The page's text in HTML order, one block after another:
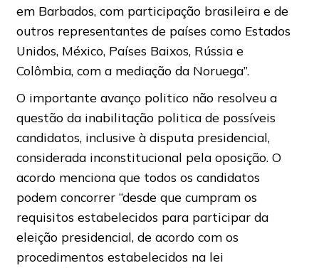
em Barbados, com participação brasileira e de
outros representantes de países como Estados
Unidos, México, Países Baixos, Rússia e
Colômbia, com a mediação da Noruega”.
O importante avanço politico não resolveu a
questão da inabilitação politica de possíveis
candidatos, inclusive à disputa presidencial,
considerada inconstitucional pela oposição. O
acordo menciona que todos os candidatos
podem concorrer “desde que cumpram os
requisitos estabelecidos para participar da
eleição presidencial, de acordo com os
procedimentos estabelecidos na lei